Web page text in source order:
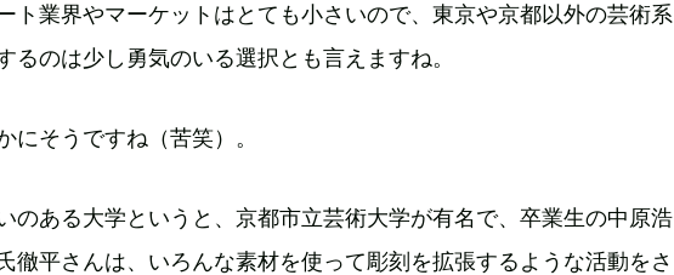
ト業界やマーケットはとても小さいので、東京や京都以外の芸術系
るのは少し勇気のいる選択とも言えますね。
にそうですね（苦笑）。
のある大学というと、京都市立芸術大学が有名で、卒業生の中原浩
徹平さんは、いろんな素材を使って彫刻を拡張するような活動をさ